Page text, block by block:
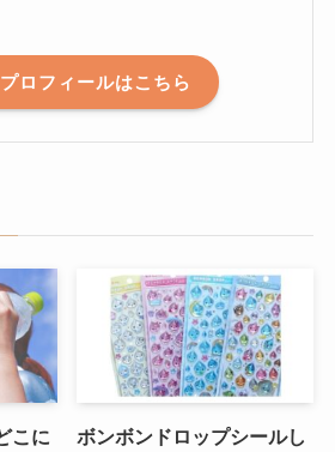
ロフィールはこちら
こに
ボンボンドロップシールし